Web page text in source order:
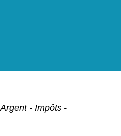
Argent - Impôts -